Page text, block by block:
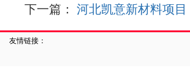
下一篇：
河北凯意新材料项
友情链接：